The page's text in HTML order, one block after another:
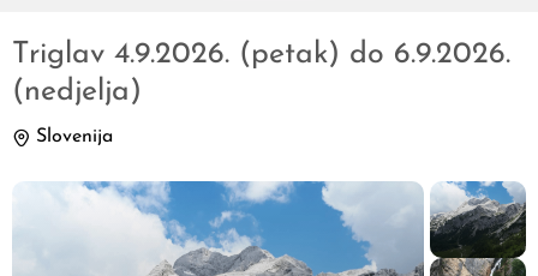
Triglav 4.9.2026. (petak) do 6.9.2026.
(nedjelja)
Slovenija